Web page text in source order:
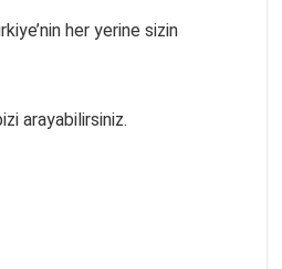
her yerine sizin
arayabilirsiniz.